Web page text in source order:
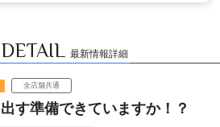
最新情報詳細
全店舗共通
す準備できていますか！？